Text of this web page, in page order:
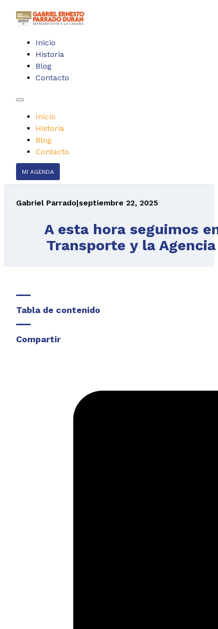
Inicio
Historia
Blog
Contacto
Inicio
Historia
Blog
Contacto
MI AGENDA
Gabriel Parrado|septiembre 22, 2025
A esta hora seguimos
Transporte y la
Tabla de contenido
Compartir